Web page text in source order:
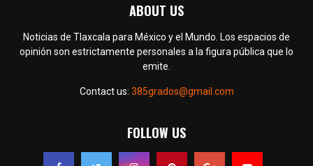
ABOUT US
Noticias de Tlaxcala para México y el Mundo. Los espacios de
opinión son estrictamente personales a la figura pública que lo
emite.
Contact us: 385grados@gmail.com
FOLLOW US